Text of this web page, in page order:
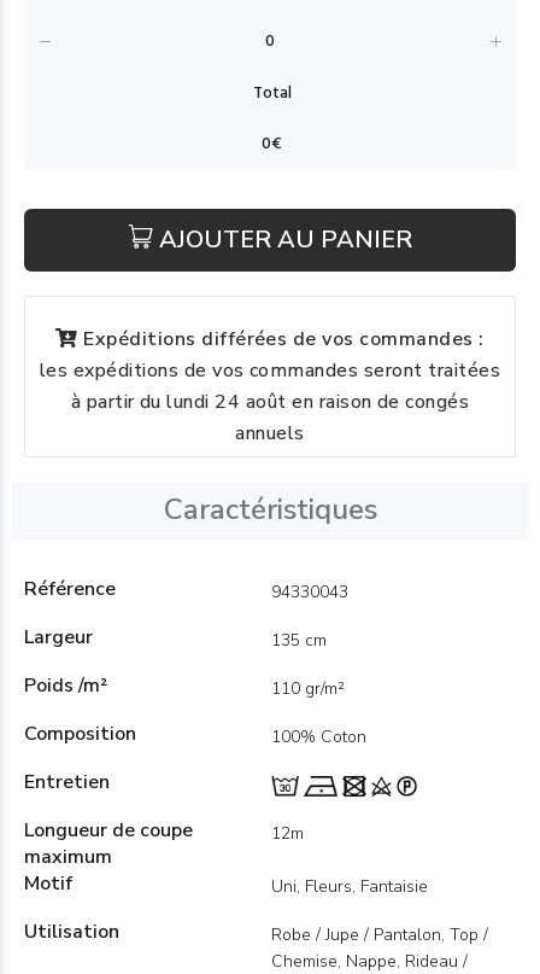
AJOUTER AU PANIER
Expéditions différées de vos commandes :
les expéditions de vos commandes seront traitées
à partir du lundi 24 août en raison de congés
annuels
Caractéristiques
Référence 94330043
Largeur 135 cm
Poids /m² 110 gr/m²
Composition 100% Coton
Entretien
Longueur de coupe
maximum
12m
Motif Uni, Fleurs, Fantaisie
Utilisation
Robe / Jupe / Pantalon, Top /
Chemise, Nappe, Rideau /